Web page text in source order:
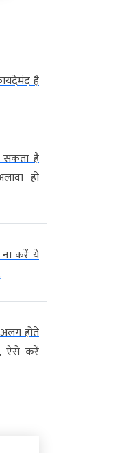
है
सकता है
हो
करें ये
होते
ऐसे करें